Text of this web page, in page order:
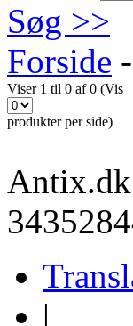
Søg >>
Forside -
Viser 1 til 0 af 0 (Vis
produkter per side)
|